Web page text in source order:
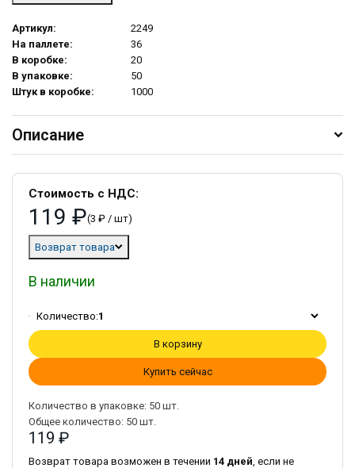
Артикул:
2249
На паллете:
36
В коробке:
20
В упаковке:
50
Штук в коробке:
1000
Описание
Стоимость с НДС:
119 ₽(3 ₽ / шт)
Возврат товара
В наличии
Количество:1
В корзину
Купить сейчас
Количество в упаковке: 50 шт.
Общее количество: 50 шт.
119 ₽
Возврат товара возможен в течении 14 дней , если не